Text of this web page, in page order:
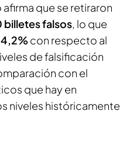
que se retiraron
falsos, lo que
con respecto al
de falsificación
con el
que hay en
niveles históricamente